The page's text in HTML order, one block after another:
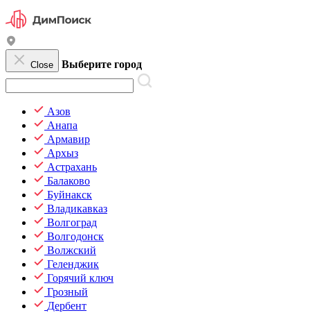
Close Выберите город
Азов
Анапа
Армавир
Архыз
Астрахань
Балаково
Буйнакск
Владикавказ
Волгоград
Волгодонск
Волжский
Геленджик
Горячий ключ
Грозный
Дербент